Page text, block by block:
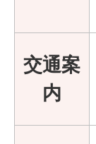
交通案
内